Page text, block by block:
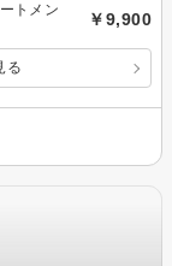
トメン
￥9,900
る